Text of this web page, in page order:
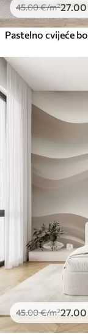
45.00€/m²27 .00
45.00€/m²27 .00